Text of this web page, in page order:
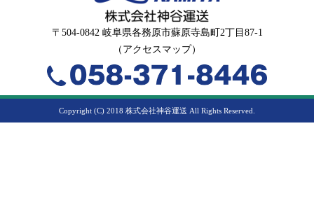
〒504-0842 岐阜県各務原市蘇原寺島町2丁目87-1
（ アクセスマップ）
Copyright (C) 2018 株式会社神谷運送 All Rights Reserved.